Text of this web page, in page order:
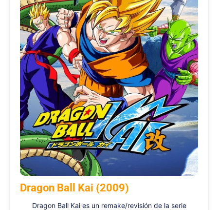
Dragon Ball Kai (2009)
Dragon Ball Kai es un remake/revisión de la serie